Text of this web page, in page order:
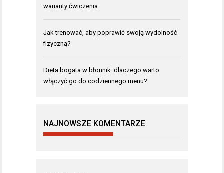
warianty ćwiczenia
Jak trenować, aby poprawić swoją wydolność
fizyczną?
Dieta bogata w błonnik: dlaczego warto
włączyć go do codziennego menu?
NAJNOWSZE KOMENTARZE